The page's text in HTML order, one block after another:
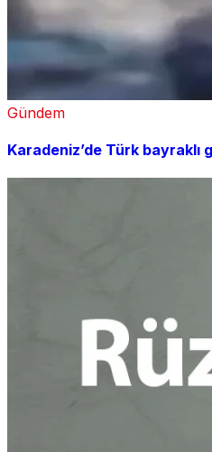
Gündem
Karadeniz’de Türk bayraklı